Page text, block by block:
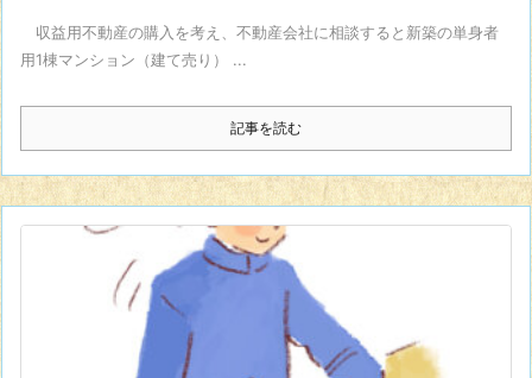
収益用不動産の購入を考え、不動産会社に相談すると新築の単身者
用1棟マンション（建て売り） ...
記事を読む